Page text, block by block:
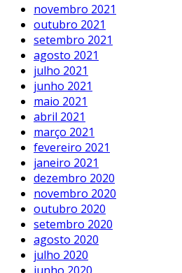
novembro 2021
outubro 2021
setembro 2021
agosto 2021
julho 2021
junho 2021
maio 2021
abril 2021
março 2021
fevereiro 2021
janeiro 2021
dezembro 2020
novembro 2020
outubro 2020
setembro 2020
agosto 2020
julho 2020